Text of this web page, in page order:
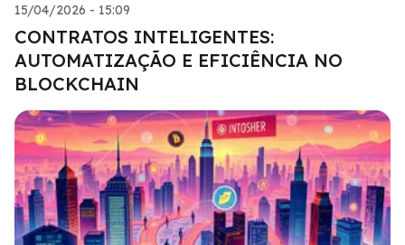
15/04/2026 - 15:09
CONTRATOS INTELIGENTES:
AUTOMATIZAÇÃO E EFICIÊNCIA NO
BLOCKCHAIN